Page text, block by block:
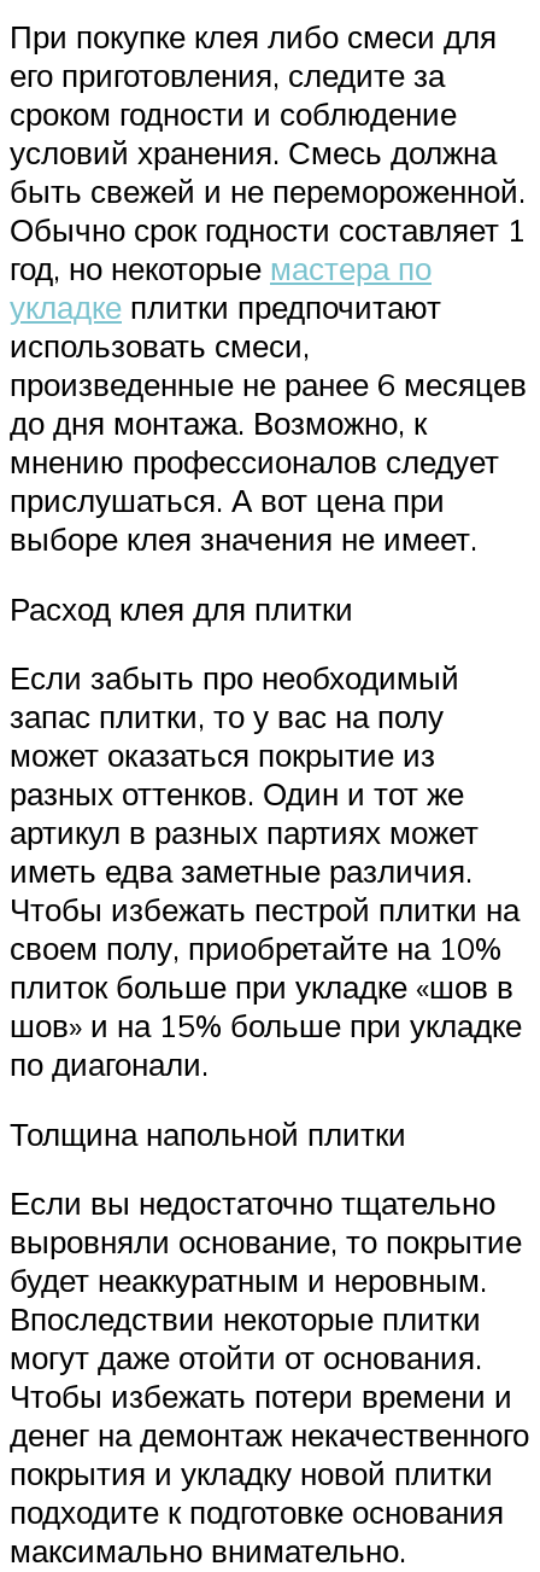
При покупке клея либо смеси для
его приготовления, следите за
сроком годности и соблюдение
условий хранения. Смесь должна
быть свежей и не перемороженной.
Обычно срок годности составляет 1
год, но некоторые мастера по
укладке плитки предпочитают
использовать смеси,
произведенные не ранее 6 месяцев
до дня монтажа. Возможно, к
мнению профессионалов следует
прислушаться. А вот цена при
выборе клея значения не имеет.
Расход клея для плитки
Если забыть про необходимый
запас плитки, то у вас на полу
может оказаться покрытие из
разных оттенков. Один и тот же
артикул в разных партиях может
иметь едва заметные различия.
Чтобы избежать пестрой плитки на
своем полу, приобретайте на 10%
плиток больше при укладке «шов в
шов» и на 15% больше при укладке
по диагонали.
Толщина напольной плитки
Если вы недостаточно тщательно
выровняли основание, то покрытие
будет неаккуратным и неровным.
Впоследствии некоторые плитки
могут даже отойти от основания.
Чтобы избежать потери времени и
денег на демонтаж некачественного
покрытия и укладку новой плитки
подходите к подготовке основания
максимально внимательно.